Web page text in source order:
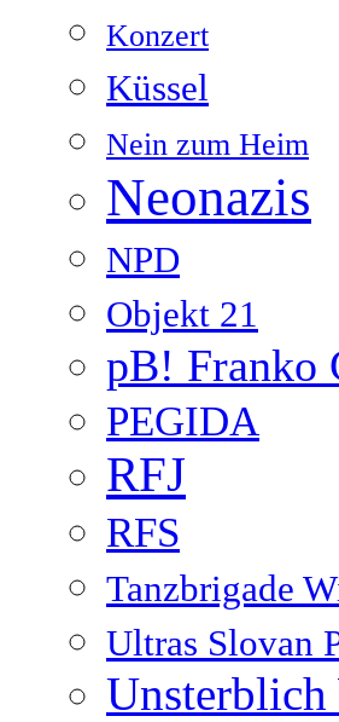
Konzert
Küssel
Nein zum Heim
Neonazis
NPD
Objekt 21
pB! Franko
PEGIDA
RFJ
RFS
Tanzbrigade
Ultras Slovan
Unsterblich